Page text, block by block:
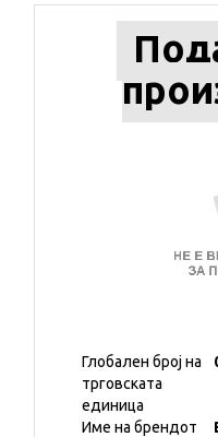
Глобален број на
трговската
единица
Име на брендот